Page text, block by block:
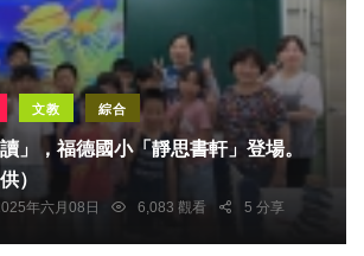
文教 綜合
」，福德國小「靜思書軒」登場。
）
年六月08日 6,083 觀看 5 分享